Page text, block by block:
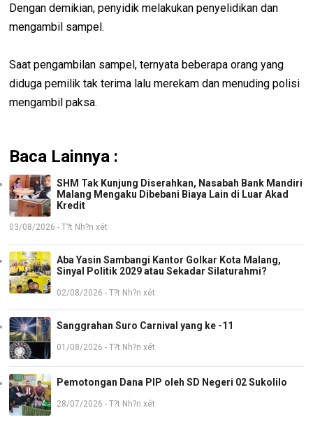
Dengan demikian, penyidik melakukan penyelidikan dan
mengambil sampel.
Saat pengambilan sampel, ternyata beberapa orang yang
diduga pemilik tak terima lalu merekam dan menuding polisi
mengambil paksa.
Baca Lainnya :
SHM Tak Kunjung Diserahkan, Nasabah Bank Mandiri
Malang Mengaku Dibebani Biaya Lain di Luar Akad
Kredit
03/08/2026 - T?t Nh?n xét
Aba Yasin Sambangi Kantor Golkar Kota Malang,
Sinyal Politik 2029 atau Sekadar Silaturahmi?
02/08/2026 - T?t Nh?n xét
Sanggrahan Suro Carnival yang ke -11
01/08/2026 - T?t Nh?n xét
Pemotongan Dana PIP oleh SD Negeri 02 Sukolilo
28/07/2026 - T?t Nh?n xét